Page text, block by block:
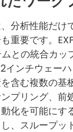
分析性能だけ
重要です。
との統合カッ
インチウェー
含む複数の基
プリング、前
化を可能にす
、スループッ